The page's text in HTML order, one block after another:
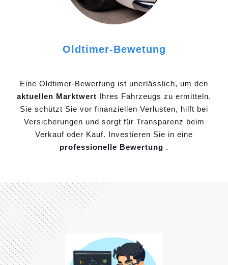
Oldtimer-Bewetung
Eine Oldtimer-Bewertung ist unerlässlich, um den
aktuellen Marktwert Ihres Fahrzeugs zu ermitteln.
Sie schützt Sie vor finanziellen Verlusten, hilft bei
Versicherungen und sorgt für Transparenz beim
Verkauf oder Kauf. Investieren Sie in eine
professionelle Bewertung .